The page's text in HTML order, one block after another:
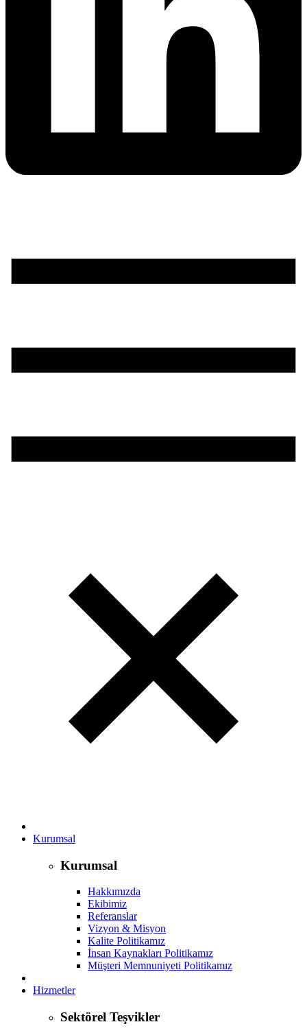
Kurumsal
Kurumsal
Hakkımızda
Ekibimiz
Referanslar
Vizyon & Misyon
Kalite Politikamız
İnsan Kaynakları Politikamız
Müşteri Memnuniyeti Politikamız
Hizmetler
Sektörel Teşvikler